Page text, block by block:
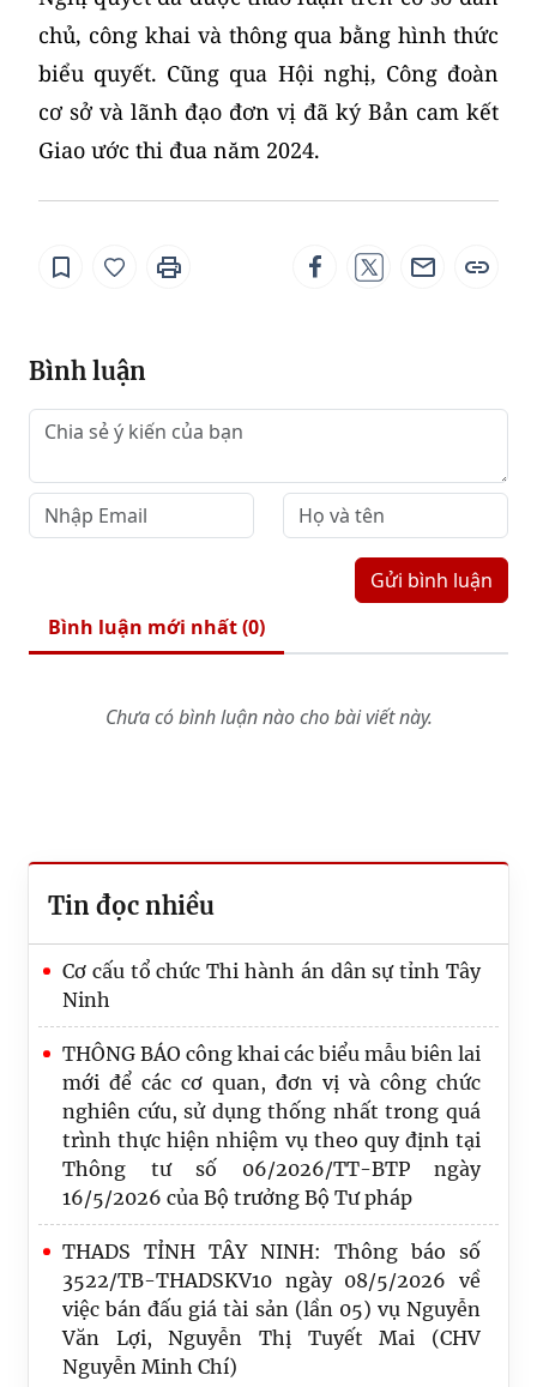
chủ, công khai và thông qua bằng hình thức
biểu quyết. Cũng qua Hội nghị, Công đoàn
cơ sở và lãnh đạo đơn vị đã ký Bản cam kết
Giao ước thi đua năm 2024.
Bình luận
Gửi bình luận
Bình luận mới nhất (0)
Chưa có bình luận nào cho bài viết này.
Tin đọc nhiều
Cơ cấu tổ chức Thi hành án dân sự tỉnh Tây
Ninh
THÔNG BÁO công khai các biểu mẫu biên lai
mới để các cơ quan, đơn vị và công chức
nghiên cứu, sử dụng thống nhất trong quá
trình thực hiện nhiệm vụ theo quy định tại
Thông tư số 06/2026/TT-BTP ngày
16/5/2026 của Bộ trưởng Bộ Tư pháp
THADS TỈNH TÂY NINH: Thông báo số
3522/TB-THADSKV10 ngày 08/5/2026 về
việc bán đấu giá tài sản (lần 05) vụ Nguyễn
Văn Lợi, Nguyễn Thị Tuyết Mai (CHV
Nguyễn Minh Chí)
Thi hành án dân sự (THADS) tỉnh Tây Ninh
tổ chức lễ kỷ niệm 80 năm ngày truyền
thống thi hành án dân sự (19/7/1946 –